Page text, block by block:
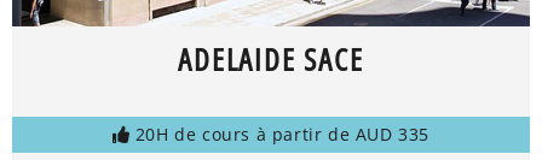
ADELAIDE SACE
20H de cours à partir de AUD 335